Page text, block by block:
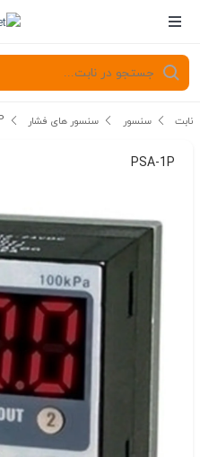
نابت سنسور سنسور های فشار
PSA-1P